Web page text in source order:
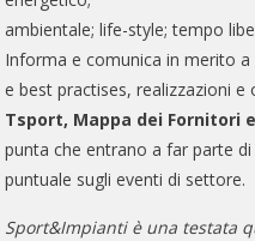
ambientale; life-style; tempo
Informa e comunica in merito
e best practises, realizzazioni e
Tsport, Mappa dei Fornitori
punta che entrano a far parte
puntuale sugli eventi di settore.
Sport&Impianti è una testata